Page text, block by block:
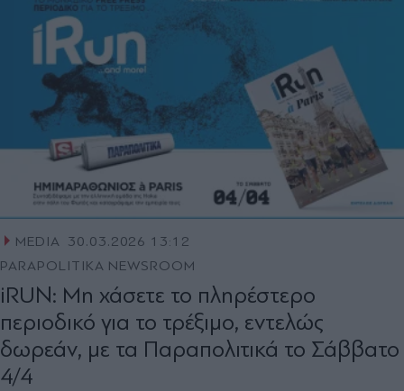
MEDIA 30.03.2026 13:12
PARAPOLITIKA NEWSROOM
iRUN: Μη χάσετε το πληρέστερο
περιοδικό για το τρέξιμο, εντελώς
δωρεάν, με τα Παραπολιτικά το Σάββατο
4/4